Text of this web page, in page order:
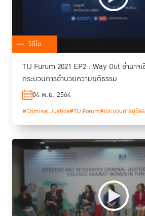
วิดีโอ
TIJ Furum 2021 EP2 : Way Out อำนาจเ
กระบวนการอำนวยความยุติธรรม
04 พ.ย. 2564
#Criminal Justice#TIJ Forum#กระบวนการยุติธ